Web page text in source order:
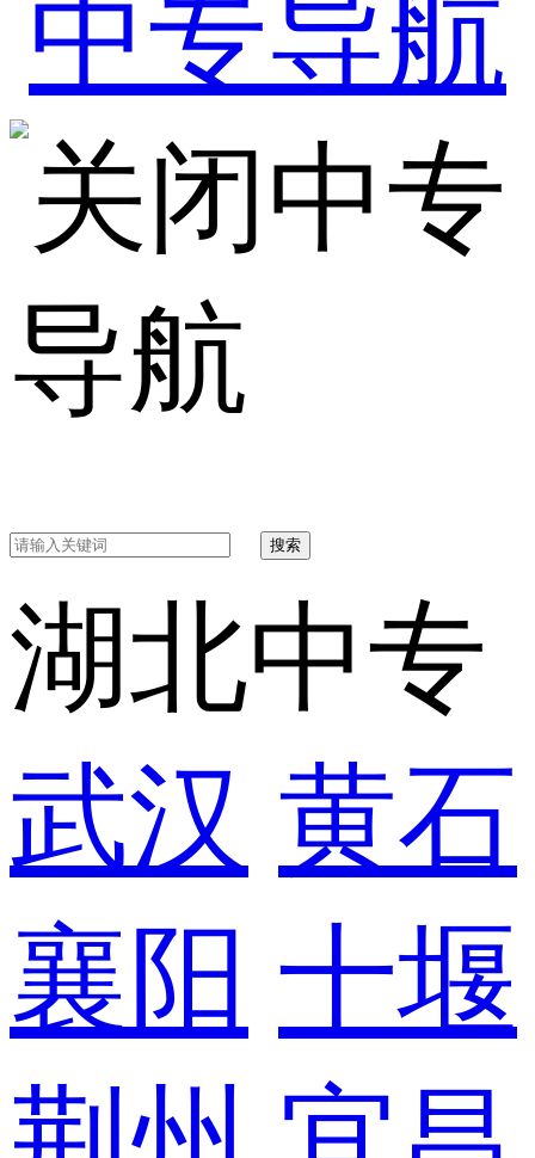
中专
导航
搜索
湖北中专
武汉 黄石
襄阳 十堰